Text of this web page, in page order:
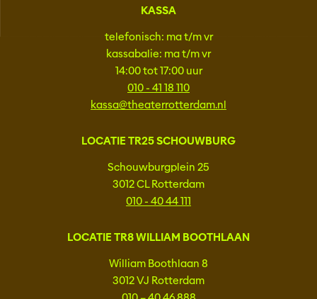
KASSA
telefonisch: ma t/m vr
kassabalie: ma t/m vr
14:00 tot 17:00 uur
010 - 41 18 110
kassa@theaterrotterdam.nl
LOCATIE TR25 SCHOUWBURG
Schouwburgplein 25
3012 CL Rotterdam
010 - 40 44 111
LOCATIE TR8 WILLIAM BOOTHLAAN
William Boothlaan 8
3012 VJ Rotterdam